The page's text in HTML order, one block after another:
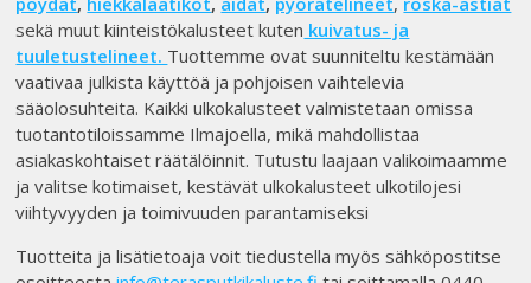
sekä muut kiinteistökalusteet kuten kuivatus- ja
tuuletustelineet. Tuottemme ovat suunniteltu kestämään
vaativaa julkista käyttöä ja pohjoisen vaihtelevia
sääolosuhteita. Kaikki ulkokalusteet valmistetaan omissa
tuotantotiloissamme Ilmajoella, mikä mahdollistaa
asiakaskohtaiset räätälöinnit. Tutustu laajaan valikoimaamme
ja valitse kotimaiset, kestävät ulkokalusteet ulkotilojesi
viihtyvyyden ja toimivuuden parantamiseksi
Tuotteita ja lisätietoaja voit tiedustella myös sähköpostitse